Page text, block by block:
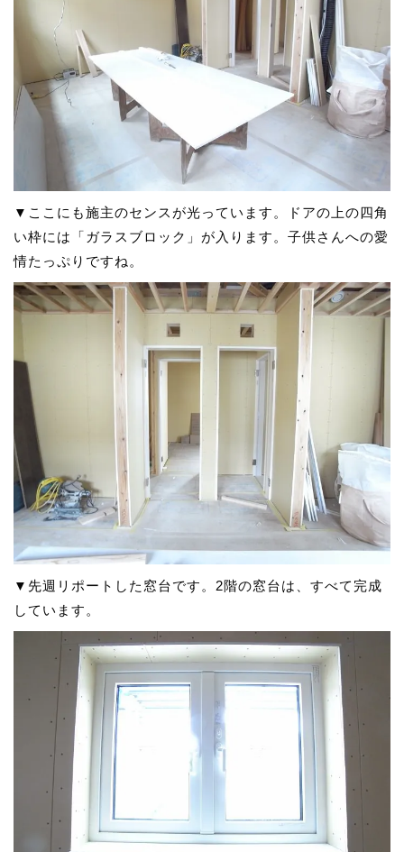
▼ここにも施主のセンスが光っています。ドアの上の四角
い枠には「ガラスブロック」が入ります。子供さんへの愛
情たっぷりですね。
▼先週リポートした窓台です。2階の窓台は、すべて完成
しています。